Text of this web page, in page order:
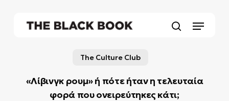
Menu
The Culture Club
«Λίβινγκ ρουμ» ή πότε ήταν η τελευταία
φορά που ονειρεύτηκες κάτι;